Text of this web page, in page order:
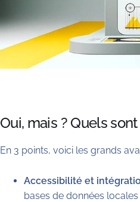
Oui, mais ? Quels
En 3 points, voici les grands
Accessibilité et
bases de données